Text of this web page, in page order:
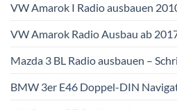
VW Amarok I Radio ausbauen
VW Amarok Radio Ausbau ab
Mazda 3 BL Radio ausbauen –
BMW 3er E46 Doppel-DIN